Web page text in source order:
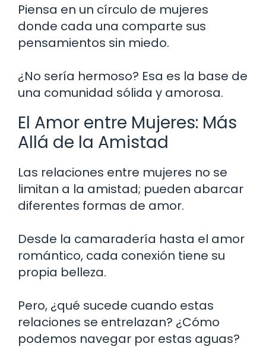
Piensa en un círculo de mujeres
donde cada una comparte sus
pensamientos sin miedo.
¿No sería hermoso? Esa es la base de
una comunidad sólida y amorosa.
El Amor entre Mujeres: Más
Allá de la Amistad
Las relaciones entre mujeres no se
limitan a la amistad; pueden abarcar
diferentes formas de amor.
Desde la camaradería hasta el amor
romántico, cada conexión tiene su
propia belleza.
Pero, ¿qué sucede cuando estas
relaciones se entrelazan? ¿Cómo
podemos navegar por estas aguas?